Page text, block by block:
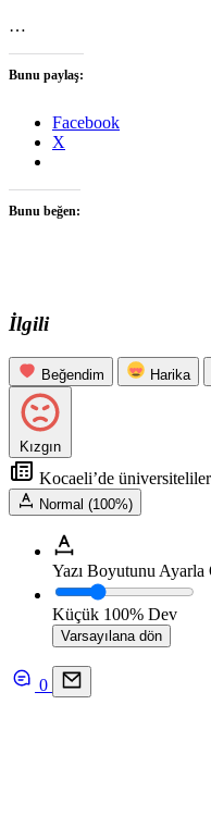
…
Bunu paylaş:
Facebook
X
Bunu beğen:
İlgili
Beğendim Harika
Kızgın
Kocaeli’de
Normal (100%)
Yazı Boyutunu Ayarla
Küçük 100% Dev
Varsayılana dön
0